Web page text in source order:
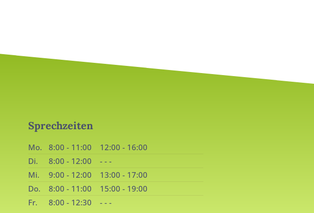
Sprechzeiten
Mo. 8:00 - 11:00
12:00 - 16:00
Di.
8:00 - 12:00
- - -
Mi.
9:00 - 12:00
13:00 - 17:00
Do.
8:00 - 11:00
15:00 - 19:00
Fr.
8:00 - 12:30 - - -